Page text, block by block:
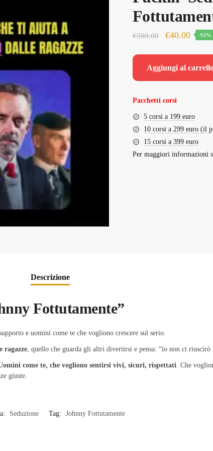
€500.00
Il
originale
€40.00Il
attuale
-92%
Aggiungi al
Pacchetti corsi
5 corsi a 199 euro
10 corsi a 299 euro (il
15 corsi a 399 euro
Per maggiori informazioni
Descrizione
Fottutamente”
e uomini come te che vogliono crescere sul serio.
ragazze, quello che guarda gli altri divertirsi e pensa: “io non ci
come te, che vogliono sentirsi vivi, sicuri, rispettati. Che
giuste.
Seduzione Tag: Johnny Fottutamente